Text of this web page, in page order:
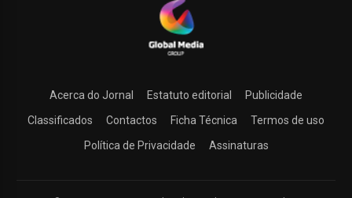
Acerca do Jornal Estatuto editorial
Publicidade
Classificados
Contactos Ficha Técnica
Termos de uso
Política de Privacidade
Assinaturas